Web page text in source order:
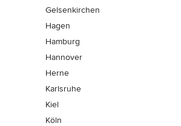
Gelsenkirchen
Hagen
Hamburg
Hannover
Herne
Karlsruhe
Kiel
Köln